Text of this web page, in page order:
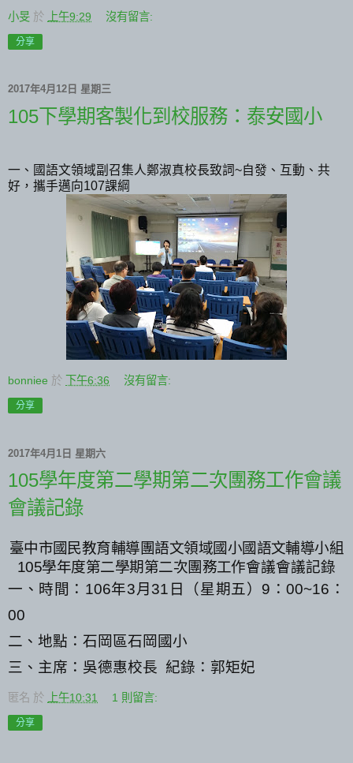
小旻 於 上午9:29 沒有留言:
分享
2017年4月12日 星期三
105下學期客製化到校服務：泰安國小
一、國語文領域副召集人鄭淑真校長致詞~自發、互動、共
好，攜手邁向107課綱
bonniee 於 下午6:36 沒有留言:
分享
2017年4月1日 星期六
105學年度第二學期第二次團務工作會議
會議記錄
臺中市國民教育輔導團語文領域國小國語文輔導小組
105學年度第二學期第二次團務工作會議會議記錄
一、時間： 106年3月 31 日（星期五） 9 ：00~16 ：
00
二、地點：石岡區石岡國小
三、主席：吳德惠校長 紀錄：郭矩妃
匿名 於 上午10:31 1 則留言:
分享